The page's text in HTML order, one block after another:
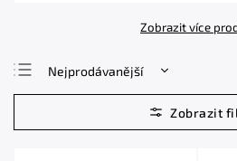
Zobrazit více
Nejprodávanější
Nejlevnější
Nejdražší